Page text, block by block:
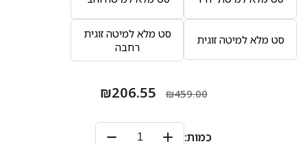
סט מלא למיטה זוגית
סט מלא למיטה זוגית
רחבה
₪459.00
₪206.55
כמות: